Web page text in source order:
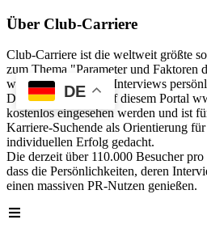
DE
Über Club-Carriere
Club-Carriere ist die weltweit größte
zum Thema "Parameter und Faktoren
wurden über 40.000 Interviews
Die Analyse kann auf diesem Portal
kostenlos eingesehen werden und ist
Karriere-Suchende als Orientierung
individuellen Erfolg gedacht.
Die derzeit über 110.000 Besucher
dass die Persönlichkeiten, deren
einen massiven PR-Nutzen genießen.